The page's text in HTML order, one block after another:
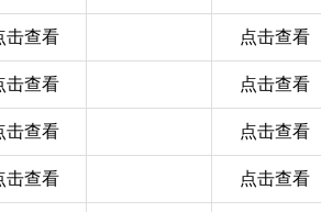
击查看 点击查看
击查看 点击查看
击查看 点击查看
击查看 点击查看